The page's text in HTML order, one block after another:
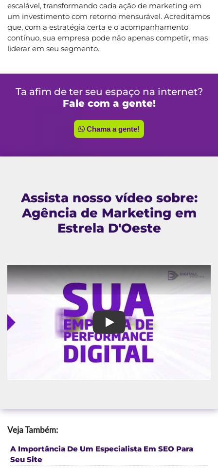
escalável, transformando cada ação de marketing em
um investimento com retorno mensurável. Acreditamos
que, com a estratégia certa e o acompanhamento
contínuo, sua empresa pode não apenas competir, mas
liderar em seu segmento.
Ta afim de ter seu espaço na internet?
Fale com a gente!
Chama a gente!
Assista nosso vídeo sobre:
Agência de Marketing em
Estrela D'Oeste
Agência de Marketing em
Veja Também:
A Importância De Um Especialista Em SEO Para
Seu Site